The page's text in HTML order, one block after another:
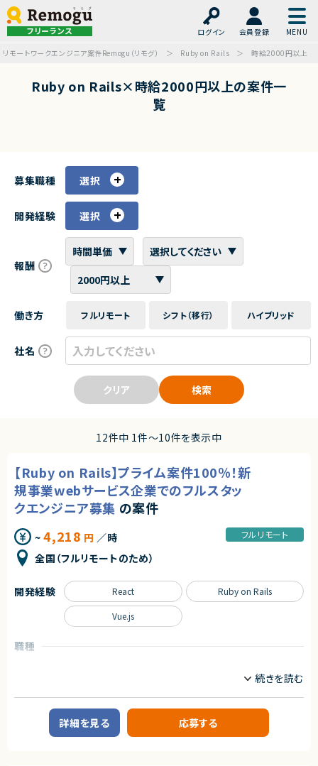
フリーランス ログイン
会員登録
リモートワークエンジニア案件Remogu（リモグ）
Ruby on Rails 時給2000円以上
Ruby on Rails×時給2000円以上の案件一
覧
募集職種 選択
開発経験 選択
報酬
働き方 フルリモート シフト（移行） ハイブリッド
社名
クリア 検索
12件中 1件〜10件を表示中
【Ruby on Rails】プライム案件100％！新
規事業webサービス企業でのフルスタッ
クエンジニア募集 の案件
~4,218 円 ／時
全国（フルリモートのため）
フルリモート
職種
Webシステムやアプリの開発を中心に、技術コンサルや新規サービス開発ま
で手がける、少数精鋭のエンジニア集団です。
お客様の新規事業立ち上げから運用までを担うサービスを展開している企
開発経験 React Ruby on Rails
Vue.js
詳細を見る 応募する